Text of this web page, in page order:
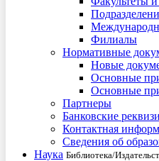
Филиалы
Нормативные
Новые
Основные
Основные
Партнеры
Банковские
Контактная
Сведения об
Наука Библиотека/